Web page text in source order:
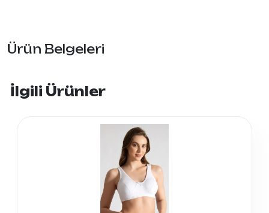
Ürün Belgeleri
İlgili Ürünler